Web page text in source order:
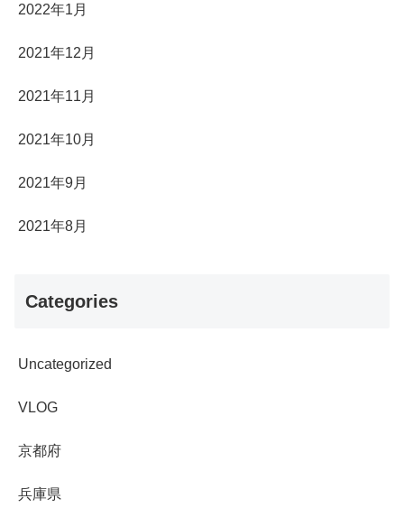
2022年1月
2021年12月
2021年11月
2021年10月
2021年9月
2021年8月
Categories
Uncategorized
VLOG
京都府
兵庫県